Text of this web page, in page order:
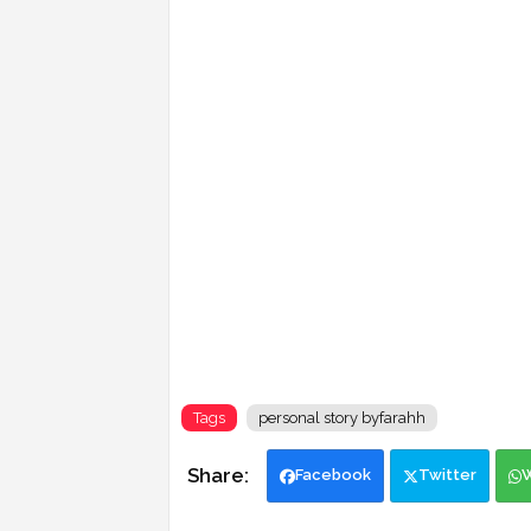
Tags personal story byfarahh
Facebook Twitter